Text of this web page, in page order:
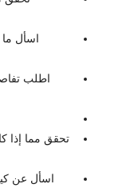
اسأل ما
اطلب
تحقق مما إذا
اسأل عن